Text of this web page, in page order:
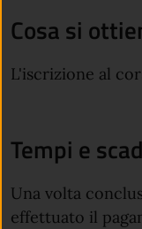
Cosa si
L'iscrizione al
Tempi e
Una volta
effettuato il